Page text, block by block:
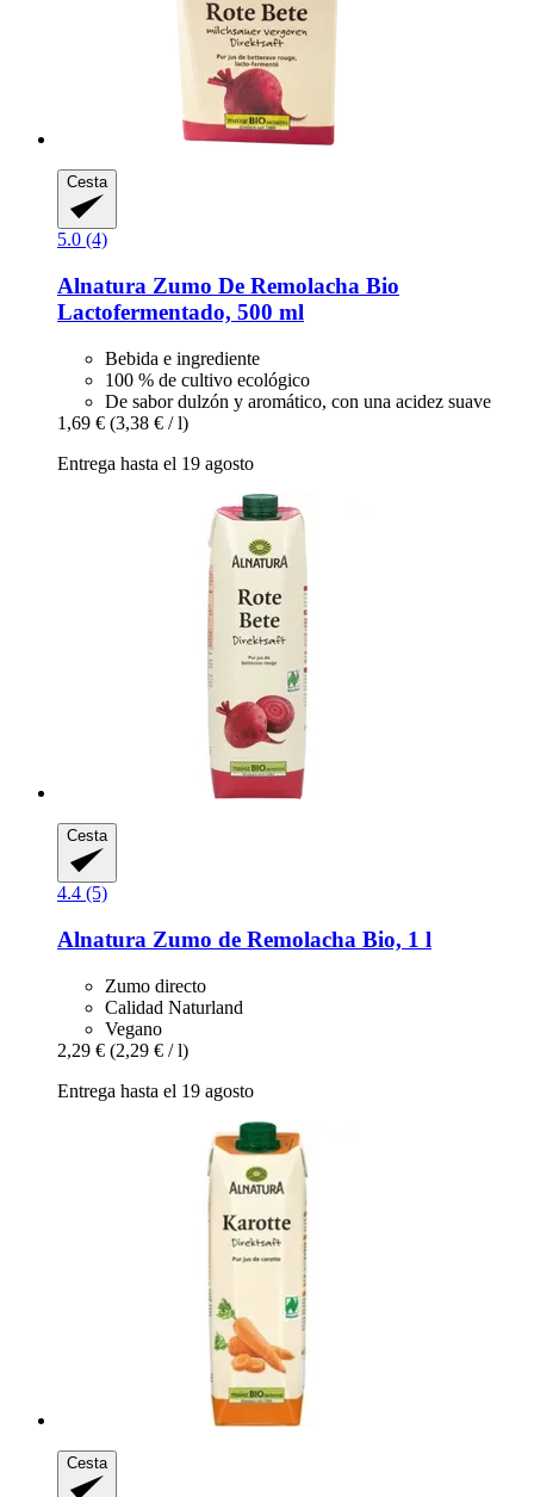
Cesta
5.0 (4)
Alnatura Zumo De Remolacha Bio
Lactofermentado, 500 ml
Bebida e ingrediente
100 % de cultivo ecológico
De sabor dulzón y aromático, con una acidez suave
1,69 € (3,38 € / l)
Entrega hasta el 19 agosto
Cesta
4.4 (5)
Alnatura Zumo de Remolacha Bio, 1 l
Zumo directo
Calidad Naturland
Vegano
2,29 € (2,29 € / l)
Entrega hasta el 19 agosto
Cesta